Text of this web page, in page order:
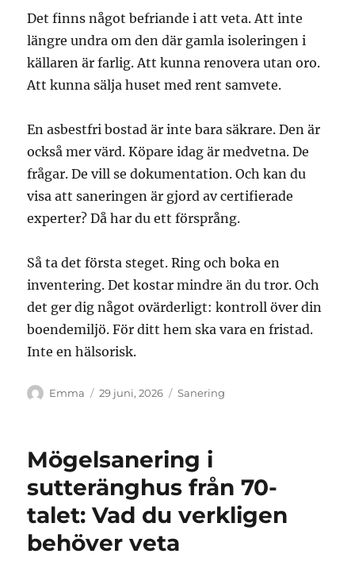
Det finns något befriande i att veta. Att inte
längre undra om den där gamla isoleringen i
källaren är farlig. Att kunna renovera utan oro.
Att kunna sälja huset med rent samvete.
En asbestfri bostad är inte bara säkrare. Den är
också mer värd. Köpare idag är medvetna. De
frågar. De vill se dokumentation. Och kan du
visa att saneringen är gjord av certifierade
experter? Då har du ett försprång.
Så ta det första steget. Ring och boka en
inventering. Det kostar mindre än du tror. Och
det ger dig något ovärderligt: kontroll över din
boendemiljö. För ditt hem ska vara en fristad.
Inte en hälsorisk.
Författare
Emma
Publicerat
29 juni, 2026 Kategorier
Sanering
Mögelsanering i
sutteränghus från 70-
talet: Vad du verkligen
behöver veta